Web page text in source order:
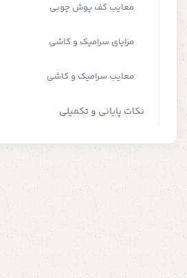
معایب کف پوش چوبی
مزایای سرامیک و کاشی
معایب سرامیک و کاشی
نکات پایانی و تکمیلی